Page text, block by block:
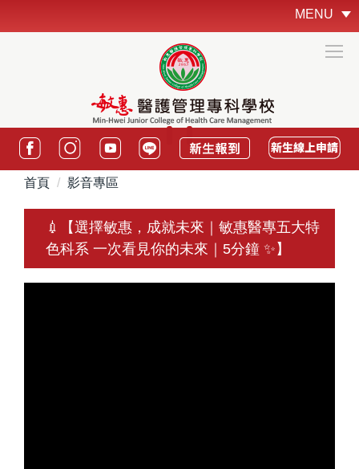
到
區
MENU
:::
首頁 影音專區
💉【選擇敏惠，成就未來｜敏惠醫專五大特
色科系 一次看見你的未來｜5分鐘 ✨】